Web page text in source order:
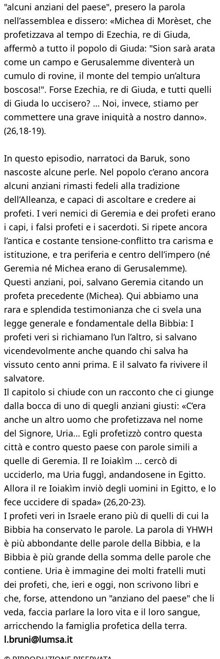
"alcuni anziani del paese", presero la parola
nell’assemblea e dissero: «Michea di Morèset, che
profetizzava al tempo di Ezechia, re di Giuda,
affermò a tutto il popolo di Giuda: "Sion sarà arata
come un campo e Gerusalemme diventerà un
cumulo di rovine, il monte del tempio un’altura
boscosa!". Forse Ezechia, re di Giuda, e tutti quelli
di Giuda lo uccisero? … Noi, invece, stiamo per
commettere una grave iniquità a nostro danno».
(26,18-19).
In questo episodio, narratoci da Baruk, sono
nascoste alcune perle. Nel popolo c’erano ancora
alcuni anziani rimasti fedeli alla tradizione
dell’Alleanza, e capaci di ascoltare e credere ai
profeti. I veri nemici di Geremia e dei profeti erano
i capi, i falsi profeti e i sacerdoti. Si ripete ancora
l’antica e costante tensione-conflitto tra carisma e
istituzione, e tra periferia e centro dell’impero (né
Geremia né Michea erano di Gerusalemme).
Questi anziani, poi, salvano Geremia citando un
profeta precedente (Michea). Qui abbiamo una
rara e splendida testimonianza che ci svela una
legge generale e fondamentale della Bibbia: I
profeti veri si richiamano l’un l’altro, si salvano
vicendevolmente anche quando chi salva ha
vissuto cento anni prima. E il salvato fa rivivere il
salvatore.
Il capitolo si chiude con un racconto che ci giunge
dalla bocca di uno di quegli anziani giusti: «C’era
anche un altro uomo che profetizzava nel nome
del Signore, Uria… Egli profetizzò contro questa
città e contro questo paese con parole simili a
quelle di Geremia. Il re Ioiakìm … cercò di
ucciderlo, ma Uria fuggì, andandosene in Egitto.
Allora il re Ioiakìm inviò degli uomini in Egitto, e lo
fece uccidere di spada» (26,20-23).
I profeti veri in Israele erano più di quelli di cui la
Bibbia ha conservato le parole. La parola di YHWH
è più abbondante delle parole della Bibbia, e la
Bibbia è più grande della somma delle parole che
contiene. Uria è immagine dei molti fratelli muti
dei profeti, che, ieri e oggi, non scrivono libri e
che, forse, attendono un "anziano del paese" che li
veda, faccia parlare la loro vita e il loro sangue,
arricchendo la famiglia profetica della terra.
l.bruni@lumsa.it